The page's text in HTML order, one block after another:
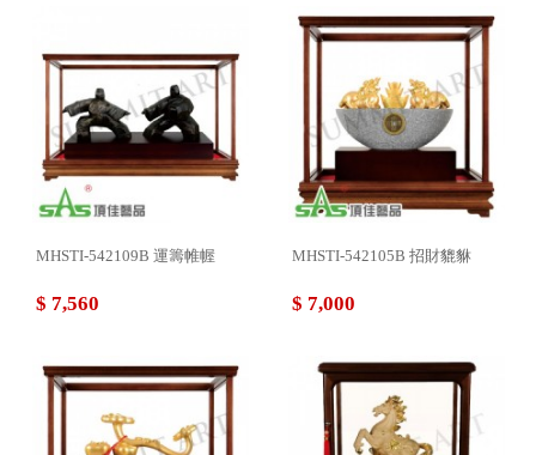
MHSTI-542109B 運籌帷幄
$ 7,560
MHSTI-542105B 招財貔貅
$ 7,000